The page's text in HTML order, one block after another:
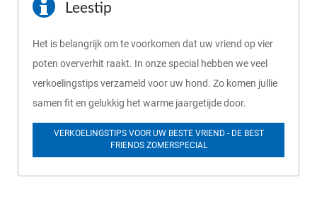
Leestip
Het is belangrijk om te voorkomen dat uw vriend op vier
poten oververhit raakt. In onze special hebben we veel
verkoelingstips verzameld voor uw hond. Zo komen jullie
samen fit en gelukkig het warme jaargetijde door.
VERKOELINGSTIPS VOOR UW BESTE VRIEND - DE BEST
FRIENDS ZOMERSPECIAL